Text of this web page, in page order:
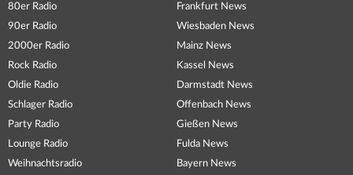
80er Radio
90er Radio
2000er Radio
Rock Radio
Oldie Radio
Schlager Radio
Party Radio
Lounge Radio
Weihnachtsradio
Frankfurt News
Wiesbaden News
Mainz News
Kassel News
Darmstadt News
Offenbach News
Gießen News
Fulda News
Bayern News